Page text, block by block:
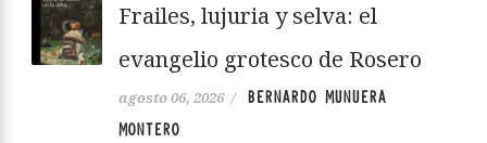
Frailes, lujuria y selva: el
evangelio grotesco de Rosero
agosto 06, 2026 /
BERNARDO MUNUERA
MONTERO